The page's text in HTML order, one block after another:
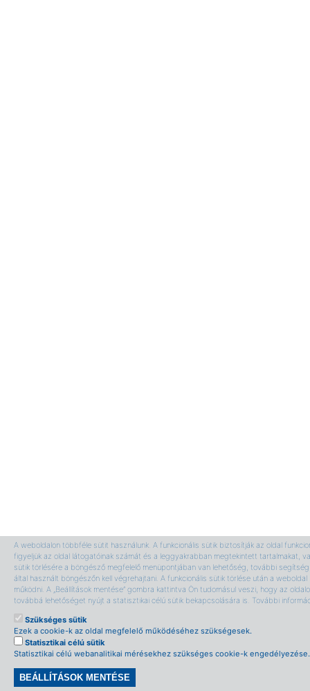
A weboldalon többféle sütit használunk. A funkcionális sütik biztosítják az oldal
figyeljük az oldal látogatóinak számát és a leggyakrabban megtekintett tartalmakat,
sütik törlésére a böngésző megfelelő menüpontjában van lehetőség, további
által használt böngészőn kell végrehajtani. A funkcionális sütik törlése után a
működni. A „Beállítások mentése” gombra kattintva Ön tudomásul veszi, hogy az
továbbá lehetőséget nyújt a statisztikai célú sütik bekapcsolására is. További
Szükséges sütik
Ezek a cookie-k az oldal megfelelő működéséhez szükségesek.
Statisztikai célú sütik
Statisztikai célú webanalitikai mérésekhez szükséges cookie-k engedélyezése.
BEÁLLÍTÁSOK MENTÉSE